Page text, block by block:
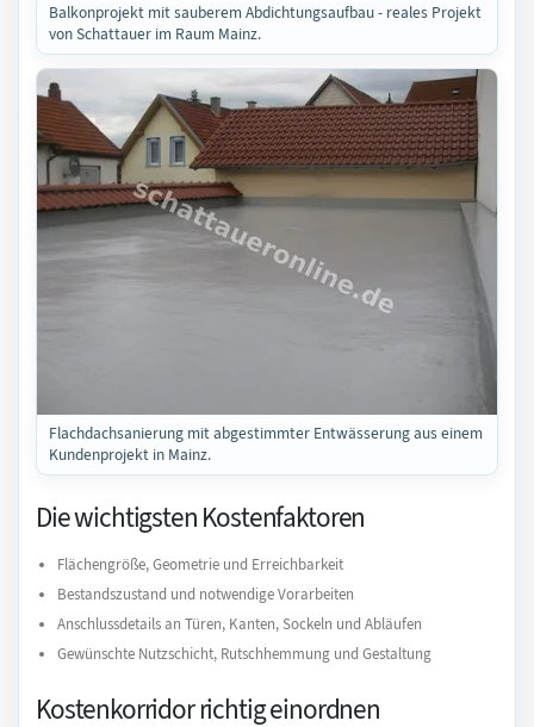
Balkonprojekt mit sauberem Abdichtungsaufbau - reales Projekt
von Schattauer im Raum Mainz.
Flachdachsanierung mit abgestimmter Entwässerung aus einem
Kundenprojekt in Mainz.
Die wichtigsten Kostenfaktoren
Flächengröße, Geometrie und Erreichbarkeit
Bestandszustand und notwendige Vorarbeiten
Anschlussdetails an Türen, Kanten, Sockeln und Abläufen
Gewünschte Nutzschicht, Rutschhemmung und Gestaltung
Kostenkorridor richtig einordnen